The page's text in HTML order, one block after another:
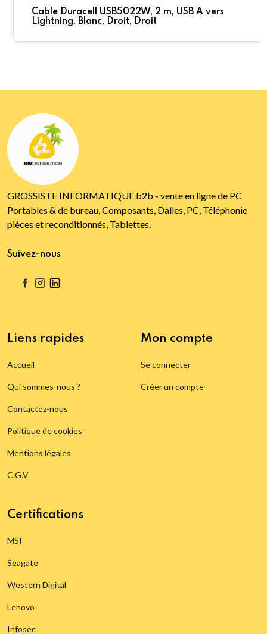
Cable Duracell USB5022W, 2 m, USB A vers
Lightning, Blanc, Droit, Droit
GROSSISTE INFORMATIQUE b2b - vente en ligne de PC
Portables & de bureau, Composants, Dalles, PC, Téléphonie
pièces et reconditionnés, Tablettes.
Suivez-nous
Liens rapides
Accueil
Qui sommes-nous ?
Contactez-nous
Politique de cookies
Mentions légales
C.G.V
Mon compte
Se connecter
Créer un compte
Certifications
MSI
Seagate
Western Digital
Lenovo
Infosec